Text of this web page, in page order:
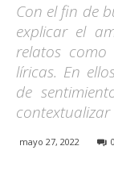
Con el fin de
explicar el
relatos como
líricas. En
de
mayo 27, 2022 0